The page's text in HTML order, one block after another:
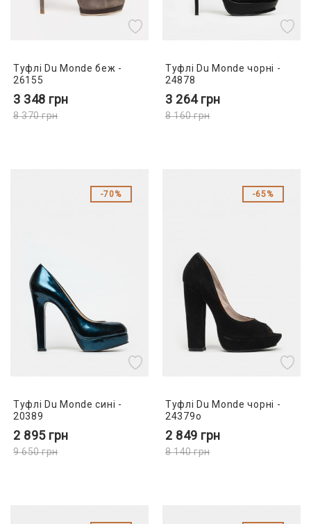
Туфлі Du Monde беж -
26155
3 348 грн
8 370грн
Туфлі Du Monde чорні -
24878
3 264грн
8 160грн
70%
Туфлі Du Monde сині -
20389
2 895 грн
9 650грн
65%
Туфлі Du Monde чорні -
24379o
2 849 грн
8 140грн